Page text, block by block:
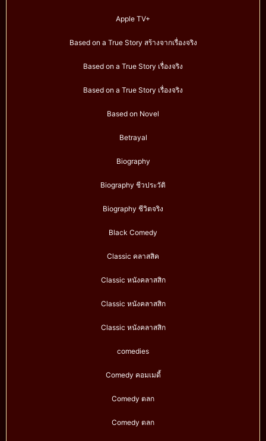
Apple TV+
Based on a True Story สร้างจากเรื่องจริง
Based on a True Story เรื่องจริง
Based on a True Story เรื่องจริง
Based on Novel
Betrayal
Biography
Biography ชีวประวัติ
Biography ชีวิตจริง
Black Comedy
Classic คลาสสิค
Classic หนังคลาสสิก
Classic หนังคลาสสิก
Classic หนังคลาสสิก
comedies
Comedy คอมเมดี้
Comedy ตลก
Comedy ตลก